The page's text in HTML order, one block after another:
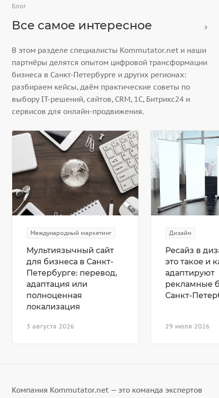
Блог
Все самое интересное
В этом разделе специалисты Kommutator.net и наши
партнёры делятся опытом цифровой трансформации
бизнеса в Санкт-Петербурге и других регионах:
разбираем кейсы, даём практические советы по
выбору IT-решений, сайтов, CRM, 1С, Битрикс24 и
сервисов для онлайн-продвижения.
Международный маркетинг
3 августа 2026
Мультиязычный сайт
для бизнеса в Санкт-
Петербурге: перевод,
адаптация или
полноценная
локализация
Дизайн
29 июля 2026
Ресайз в
это такое и
адаптируют
рекламные
Санкт-
Компания Kommutator.net — это команда экспертов